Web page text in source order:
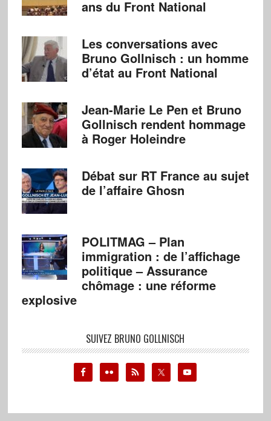
ans du Front National
Les conversations avec
Bruno Gollnisch : un homme
d’état au Front National
Jean-Marie Le Pen et Bruno
Gollnisch rendent hommage
à Roger Holeindre
Débat sur RT France au sujet
de l’affaire Ghosn
POLITMAG – Plan
immigration : de l’affichage
politique – Assurance
chômage : une réforme
explosive
SUIVEZ BRUNO GOLLNISCH